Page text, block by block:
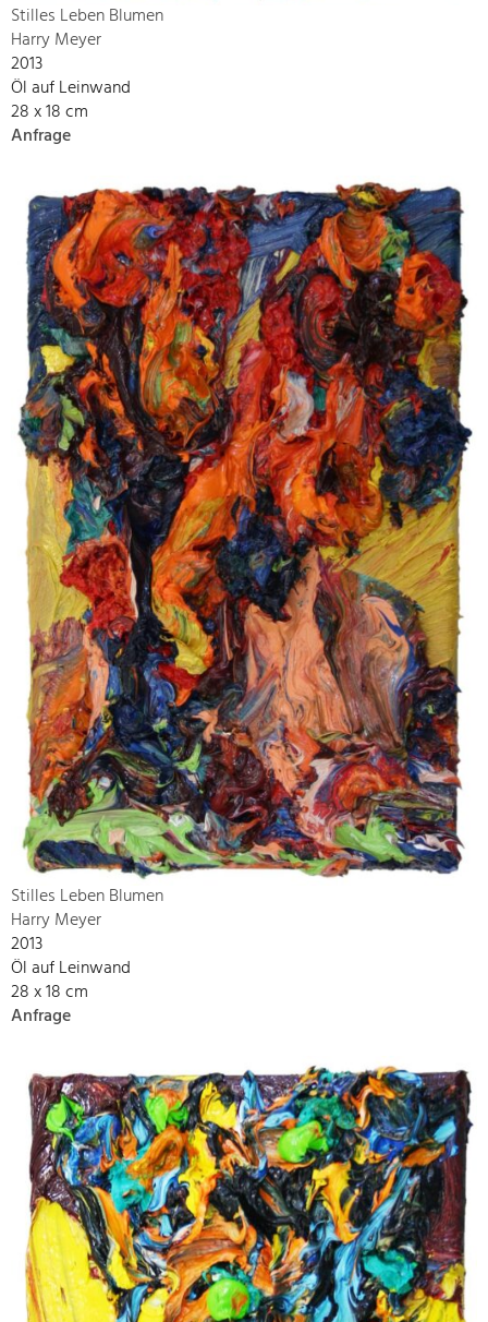
Stilles Leben Blumen
Harry Meyer
2013
Öl auf Leinwand
28 x 18 cm
Anfrage
Stilles Leben Blumen
Harry Meyer
2013
Öl auf Leinwand
28 x 18 cm
Anfrage